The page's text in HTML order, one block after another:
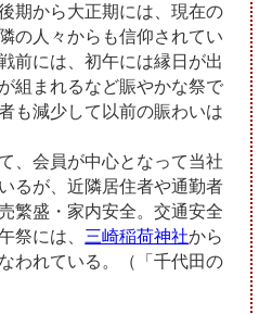
期から大正期には、現在の
の人々からも信仰されてい
前には、初午には縁日が出
組まれるなど賑やかな祭で
も減少して以前の賑わいは
、会員が中心となって当社
るが、近隣居住者や通勤者
繁盛・家内安全。交通安全
祭には、 三崎稲荷神社から
われている。（「千代田の